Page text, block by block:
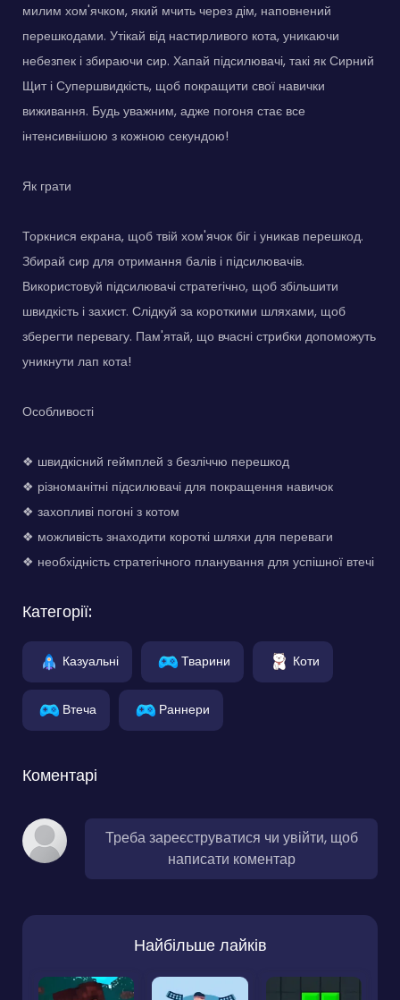
милим хом'ячком, який мчить через дім, наповнений
перешкодами. Утікай від настирливого кота, уникаючи
небезпек і збираючи сир. Хапай підсилювачі, такі як Сирний
Щит і Супершвидкість, щоб покращити свої навички
виживання. Будь уважним, адже погоня стає все
інтенсивнішою з кожною секундою!
Як грати
Торкнися екрана, щоб твій хом'ячок біг і уникав перешкод.
Збирай сир для отримання балів і підсилювачів.
Використовуй підсилювачі стратегічно, щоб збільшити
швидкість і захист. Слідкуй за короткими шляхами, щоб
зберегти перевагу. Пам'ятай, що вчасні стрибки допоможуть
уникнути лап кота!
Особливості
❖ швидкісний геймплей з безліччю перешкод
❖ різноманітні підсилювачі для покращення навичок
❖ захопливі погоні з котом
❖ можливість знаходити короткі шляхи для переваги
❖ необхідність стратегічного планування для успішної втечі
Категорії:
Казуальні Тварини Коти
Втеча Раннери
Коментарі
Треба зареєструватися чи увійти, щоб
написати коментар
Найбільше лайків